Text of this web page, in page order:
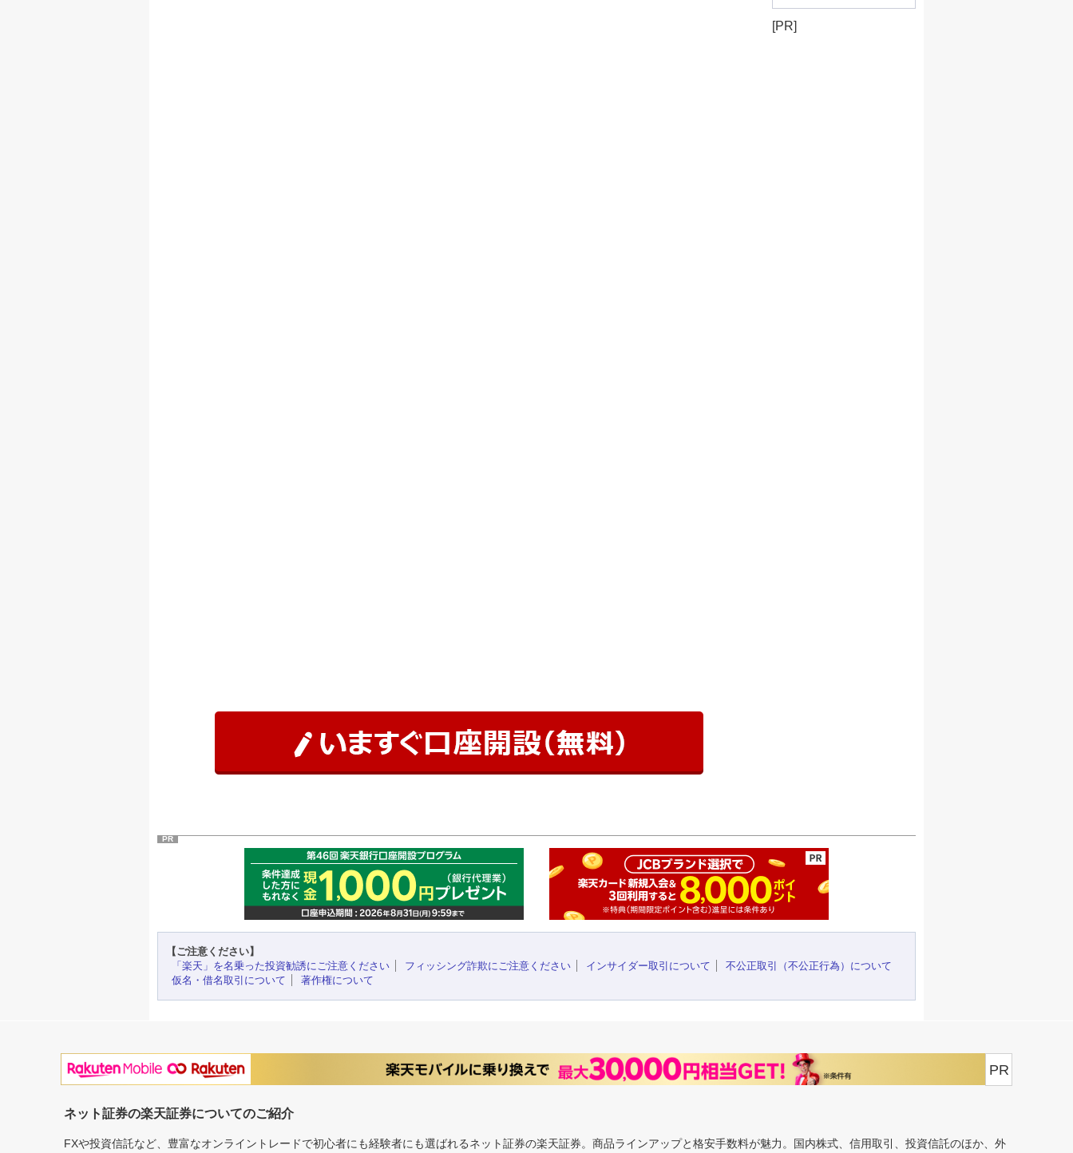
[PR]
PR
【ご注意ください】
「楽天」を名乗った投資勧誘にご注意ください
フィッシング詐欺にご注意ください インサイダー取引について
不公正取引（不公正行為）について
仮名・借名取引について
著作権について
PR
ネット証券の楽天証券についてのご紹介
FXや投資信託など、豊富なオンライントレードで初心者にも経験者にも選ばれるネット証券の楽天証券。商品ラインアップと格安手数料が魅力。国内株式、信用取引、投資信託のほか、外